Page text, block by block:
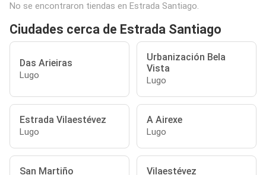
No se encontraron tiendas en Estrada Santiago.
Ciudades cerca de Estrada Santiago
Das Arieiras
Lugo
Urbanización Bela
Vista
Lugo
Estrada Vilaestévez
Lugo
A Airexe
Lugo
San Martiño Vilaestévez